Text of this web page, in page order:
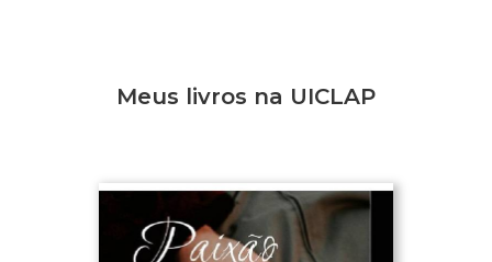
Meus livros na UICLAP